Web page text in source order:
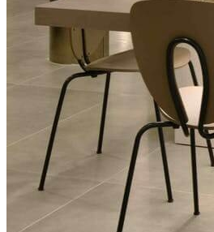
Anterior
Următorul